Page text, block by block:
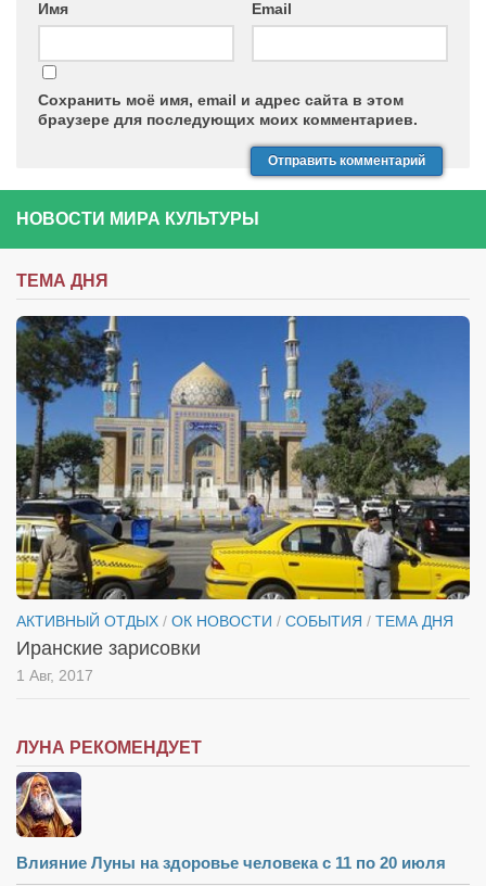
Имя Email
Сохранить моё имя, email и адрес сайта в этом
браузере для последующих моих комментариев.
НОВОСТИ МИРА КУЛЬТУРЫ
ТЕМА ДНЯ
АКТИВНЫЙ ОТДЫХ / ОК НОВОСТИ / СОБЫТИЯ / ТЕМА ДНЯ
Иранские зарисовки
1 Авг, 2017
ЛУНА РЕКОМЕНДУЕТ
Влияние Луны на здоровье человека с 11 по 20 июля